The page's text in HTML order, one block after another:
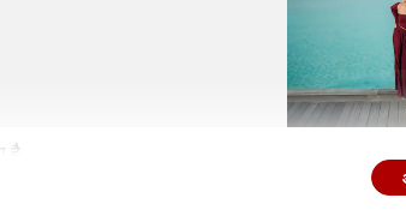
है.